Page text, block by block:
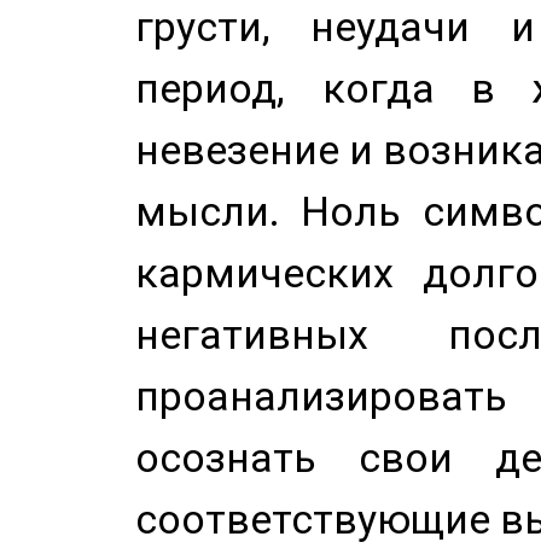
грусти, неудачи
период, когда в
невезение и
мысли. Ноль
кармических
негативных
осознать свои
соответствующие